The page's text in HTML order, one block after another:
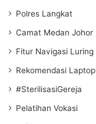
Polres Langkat
Camat Medan Johor
Fitur Navigasi Luring
Rekomendasi Laptop
#SterilisasiGereja
Pelatihan Vokasi